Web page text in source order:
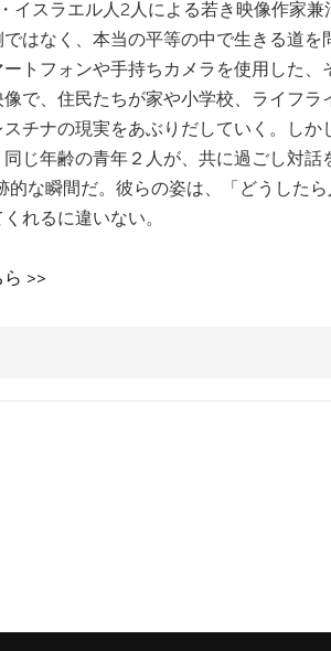
イスラエル人2人による若き映像作家
はなく、本当の平等の中で生きる道
トフォンや手持ちカメラを使用した
で、住民たちが家や小学校、ライフ
チナの現実をあぶりだしていく。しか
じ年齢の青年２人が、共に過ごし対
的な瞬間だ。彼らの姿は、「どうした
れるに違いない。
>>